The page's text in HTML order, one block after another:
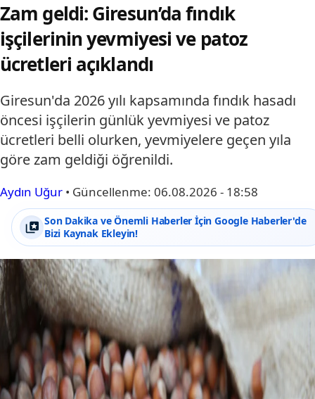
Zam geldi: Giresun’da fındık
işçilerinin yevmiyesi ve patoz
ücretleri açıklandı
Giresun'da 2026 yılı kapsamında fındık hasadı
öncesi işçilerin günlük yevmiyesi ve patoz
ücretleri belli olurken, yevmiyelere geçen yıla
göre zam geldiği öğrenildi.
Aydın Uğur • Güncellenme: 06.08.2026 - 18:58
Son Dakika ve Önemli Haberler İçin Google Haberler'de
Bizi Kaynak Ekleyin!